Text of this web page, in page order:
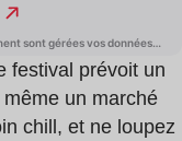
festival prévoit un
un marché
chill, et ne loupez